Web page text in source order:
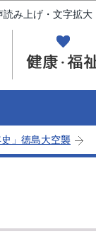
読み上げ・文字拡大
」徳島大空襲